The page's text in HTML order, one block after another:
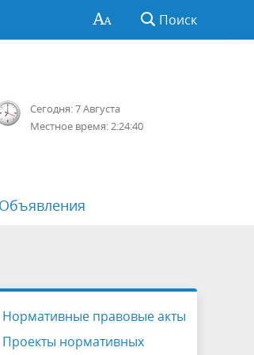
Поиск
Сегодня: 7 Августа
Местное время: 2:24:40
персональных данных
комплаенс
приказов
Объявления
Нормативные правовые акты
Проекты нормативных